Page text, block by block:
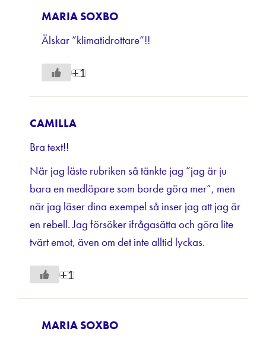
MARIA SOXBO
Älskar ”klimatidrottare”!!
+1
CAMILLA
Bra text!!
När jag läste rubriken så tänkte jag ”jag är ju
bara en medlöpare som borde göra mer”, men
när jag läser dina exempel så inser jag att jag är
en rebell. Jag försöker ifrågasätta och göra lite
tvärt emot, även om det inte alltid lyckas.
+1
MARIA SOXBO